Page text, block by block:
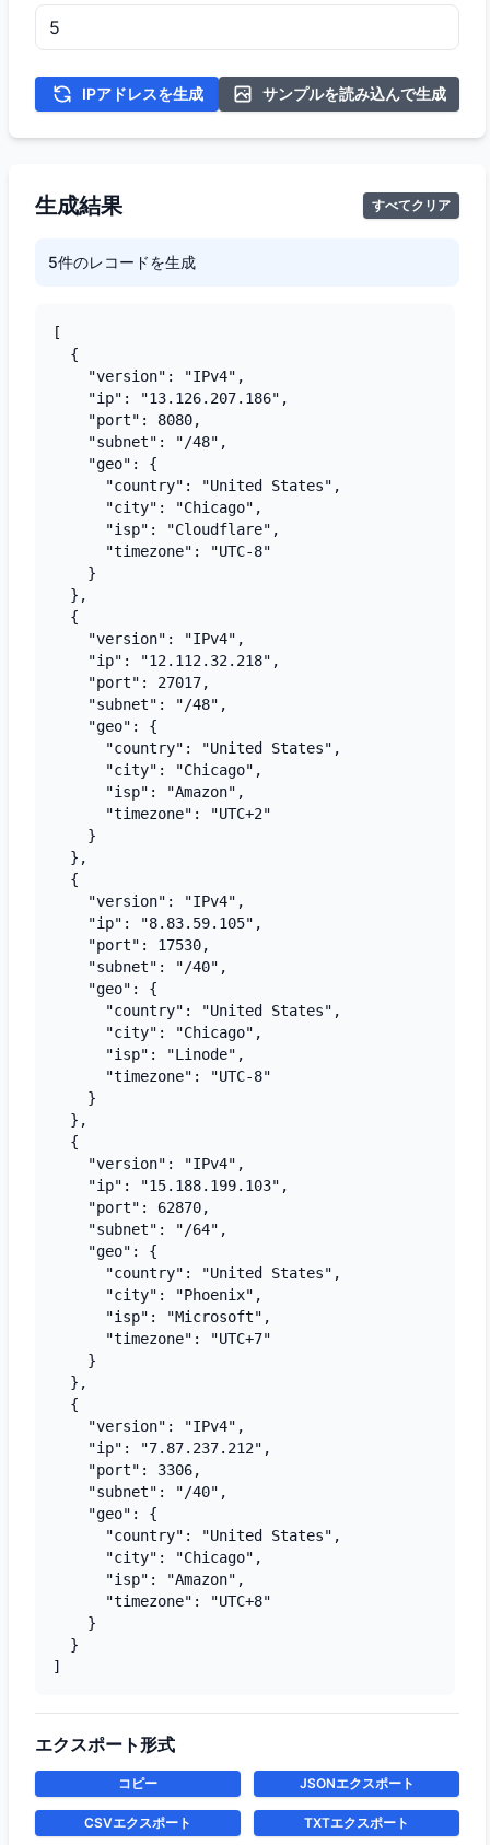
IPアドレスを生成 サンプルを読み込んで生成
生成結果 すべてクリア
5件のレコードを生成
[
  {
    "version": "IPv4",
    "ip": "13.126.207.186",
    "port": 8080,
    "subnet": "/48",
    "geo": {
      "country": "United States",
      "city": "Chicago",
      "isp": "Cloudflare",
      "timezone": "UTC-8"
    }
  },
  {
    "version": "IPv4",
    "ip": "12.112.32.218",
    "port": 27017,
    "subnet": "/48",
    "geo": {
      "country": "United States",
      "city": "Chicago",
      "isp": "Amazon",
      "timezone": "UTC+2"
    }
  },
  {
    "version": "IPv4",
    "ip": "8.83.59.105",
    "port": 17530,
    "subnet": "/40",
    "geo": {
      "country": "United States",
      "city": "Chicago",
      "isp": "Linode",
      "timezone": "UTC-8"
    }
  },
  {
    "version": "IPv4",
    "ip": "15.188.199.103",
    "port": 62870,
    "subnet": "/64",
    "geo": {
      "country": "United States",
      "city": "Phoenix",
      "isp": "Microsoft",
      "timezone": "UTC+7"
    }
  },
  {
    "version": "IPv4",
    "ip": "7.87.237.212",
    "port": 3306,
    "subnet": "/40",
    "geo": {
      "country": "United States",
      "city": "Chicago",
      "isp": "Amazon",
      "timezone": "UTC+8"
    }
  }
]
エクスポート形式
コピー JSONエクスポート
CSVエクスポート TXTエクスポート